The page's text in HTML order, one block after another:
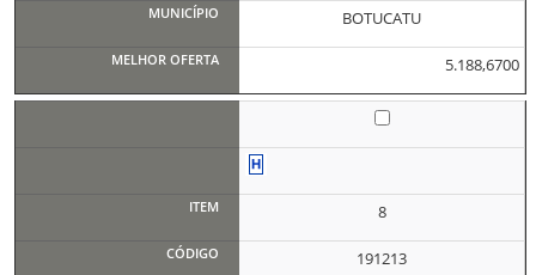
BOTUCATU
5.188,6700
8
191213